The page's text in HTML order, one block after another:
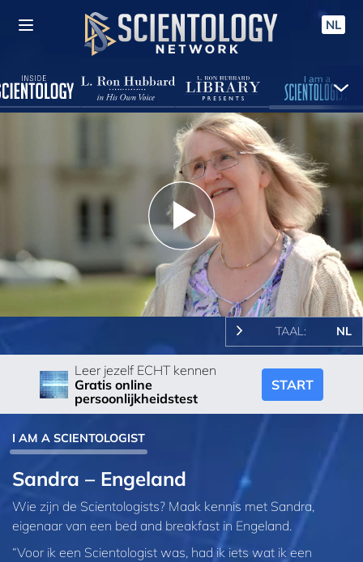
NL
Play
Video
TAAL: NL
Leer jezelf ECHT kennen
Gratis online
persoonlijkheidstest
START
I AM A SCIENTOLOGIST
Sandra – Engeland
Wie zijn de Scientologists? Maak kennis met Sandra,
eigenaar van een bed and breakfast in Engeland.
“Voor ik een Scientologist was, had ik iets wat ik een